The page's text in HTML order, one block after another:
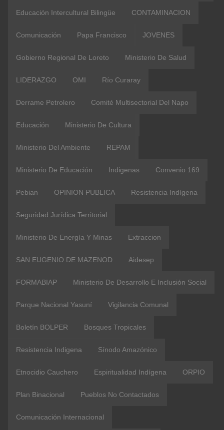
Educación Intercultural Bilingüe CONTAMINACION
Comunicación Papa Francisco JOVENES
Gobierno Regional De Loreto Ministerio De Salud
LIDERAZGO OMI Río Curaray
Derrame Petrolero Comité Multisectorial Del Napo
Educación Ministerio De Cultura
Ministerio Del Ambiente REPAM
Ministerio De Educación Indigenas Convenio 169
Pebian OPINION PUBLICA Resistencia Indígena
Seguridad Jurídica Territorial
Ministerio De Energía Y Minas Extraccion
SAN EUGENIO DE MAZENOD Aidesep
FORMABIAP Ministerio De Desarrollo E Inclusión Social
Parque Nacional Yasuní Vigilancia Comunal
Boletín BOLPER Bosques Tropicales
Resistencia Indigena Sínodo Amazónico
Etnocidio Cauchero Espiritualidad Indígena ORPIO
Plan Binacional Pueblos No Contactados
Comunicación Internacional